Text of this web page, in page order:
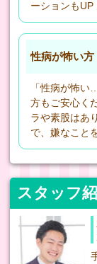
ーションもUP
性病が怖い方
「性病が怖
方もご安心く
ラや素股はあ
で、嫌なこと
スタッフ